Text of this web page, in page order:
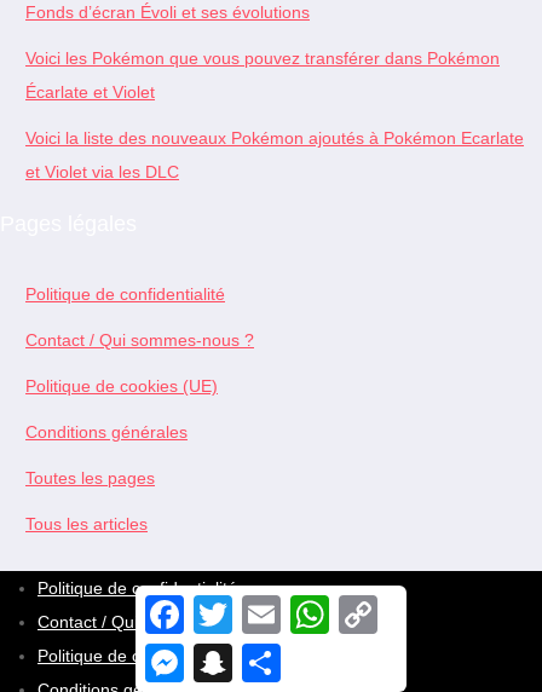
Fonds d’écran Évoli et ses évolutions
Voici les Pokémon que vous pouvez transférer dans Pokémon
Écarlate et Violet
Voici la liste des nouveaux Pokémon ajoutés à Pokémon Ecarlate
et Violet via les DLC
Politique de confidentialité
Contact / Qui sommes-nous ?
Politique de cookies (UE)
Conditions générales
Toutes les pages
Tous les articles
Politique de confidentialité
Contact / Qui sommes-nous ?
Politique de cookies (UE)
F
T
E
W
M
S